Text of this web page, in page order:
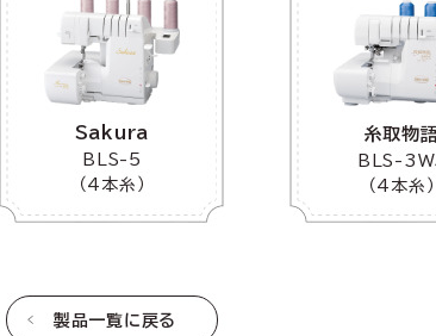
Sakura
BLS-5
（4本糸）
糸取物
BLS-3WJ
（4本糸）
製品一覧に戻る